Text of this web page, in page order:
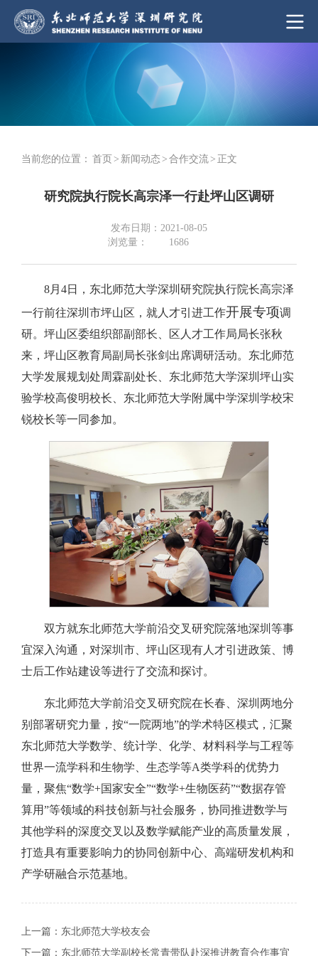
当前您的位置： 首页> 新闻动态> 合作交流> 正文
研究院执行院长高宗泽一行赴坪山区调研
发布日期：2021-08-05
浏览量：
1686
8月4日，东北师范大学深圳研究院执行院长高宗泽
一行前往深圳市坪山区，就人才引进工作开展专项调
研。坪山区委组织部副部长、区人才工作局局长张秋
来，坪山区教育局副局长张剑出席调研活动。东北师范
大学发展规划处周霖副处长、东北师范大学深圳坪山实
验学校高俊明校长、东北师范大学附属中学深圳学校宋
锐校长等一同参加。
双方就东北师范大学前沿交叉研究院落地深圳等事
宜深入沟通，对深圳市、坪山区现有人才引进政策、博
士后工作站建设等进行了交流和探讨。
东北师范大学前沿交叉研究院在长春、深圳两地分
别部署研究力量，按“一院两地”的学术特区模式，汇聚
东北师范大学数学、统计学、化学、材料科学与工程等
世界一流学科和生物学、生态学等A类学科的优势力
量，聚焦“数学+国家安全”“数学+生物医药”“数据存管
算用”等领域的科技创新与社会服务，协同推进数学与
其他学科的深度交叉以及数学赋能产业的高质量发展，
打造具有重要影响力的协同创新中心、高端研发机构和
产学研融合示范基地。
上一篇： 东北师范大学校友会
下一篇： 东北师范大学副校长常青带队赴深推进教育合作事宜